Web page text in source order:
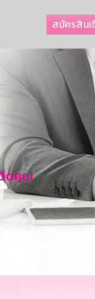
สมัครสินเ
ยย่อย
น
งิน
ตคุณ